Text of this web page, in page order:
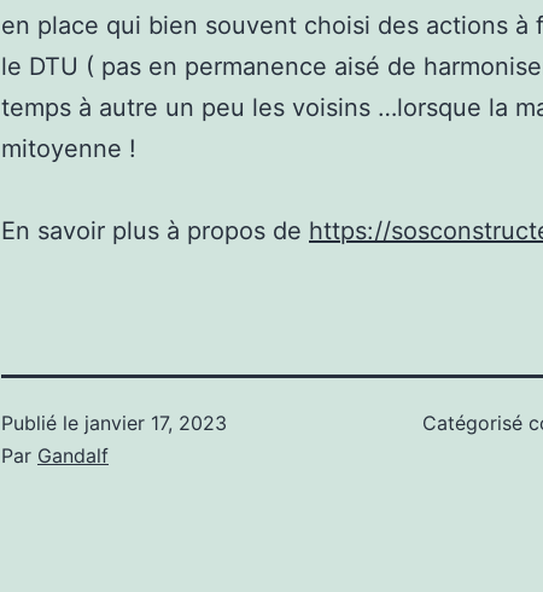
en place qui bien souvent choisi des actions à
le DTU ( pas en permanence aisé de
temps à autre un peu les voisins …lorsque la
mitoyenne !
En savoir plus à propos de https://
Publié le janvier 17, 2023
Par Gandalf
Catégorisé